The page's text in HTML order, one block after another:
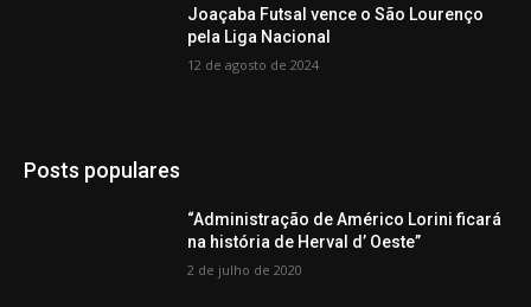
Joaçaba Futsal vence o São Lourenço
pela Liga Nacional
12 de agosto de 2024
Posts populares
“Administração de Américo Lorini ficará
na história de Herval d’ Oeste”
2 de julho de 2020